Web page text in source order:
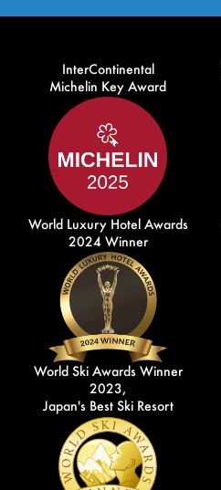
InterContinental
Michelin Key Award
World Luxury Hotel Awards
2024 Winner
World Ski Awards Winner
2023,
Japan's Best Ski Resort